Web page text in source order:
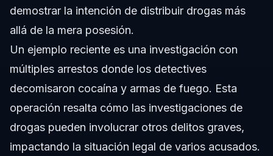
demostrar la intención de distribuir drogas más
allá de la mera posesión.
Un ejemplo reciente es una investigación con
múltiples arrestos donde los detectives
decomisaron cocaína y armas de fuego. Esta
operación resalta cómo las investigaciones de
drogas pueden involucrar otros delitos graves,
impactando la situación legal de varios acusados.